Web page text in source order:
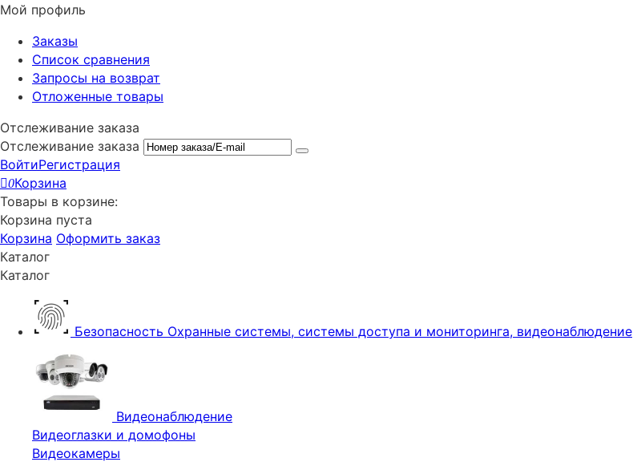
Мой профиль
Заказы
Список сравнения
Запросы на возврат
Отложенные товары
Отслеживание заказа
Отслеживание заказа
ВойтиРегистрация
0Корзина
Товары в корзине:
Корзина пуста
Корзина Оформить заказ
Каталог
Каталог
Безопасность Охранные системы, системы доступа и мониторинга, видеонаблюдение
Видеонаблюдение
Видеоглазки и домофоны
Видеокамеры